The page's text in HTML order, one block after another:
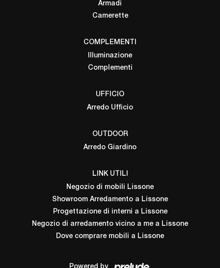
Armadi
Camerette
COMPLEMENTI
Illuminazione
Complementi
UFFICIO
Arredo Ufficio
OUTDOOR
Arredo Giardino
LINK UTILI
Negozio di mobili Lissone
Showroom Arredamento a Lissone
Progettazione di interni a Lissone
Negozio di arredamento vicino a me a Lissone
Dove comprare mobili a Lissone